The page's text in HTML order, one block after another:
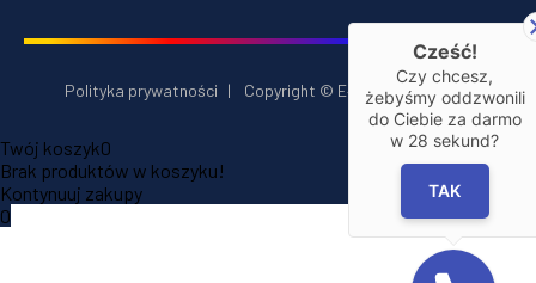
Polityka prywatności | Copyright © E‑Installator 2026
Twój koszyk0
Brak produktów w koszyku!
Kontynuuj zakupy
0
Cześć!
Czy chcesz,
żebyśmy oddzwonili
do Ciebie za darmo
w 28 sekund?
TAK